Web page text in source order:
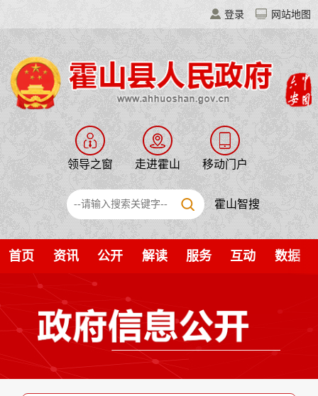
登录 网站地图
领导之窗 走进霍山 移动门户
霍山智搜
首页 资讯 公开 解读 服务 互动 数据